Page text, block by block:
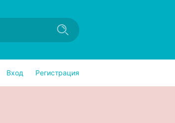
Вход Регистрация